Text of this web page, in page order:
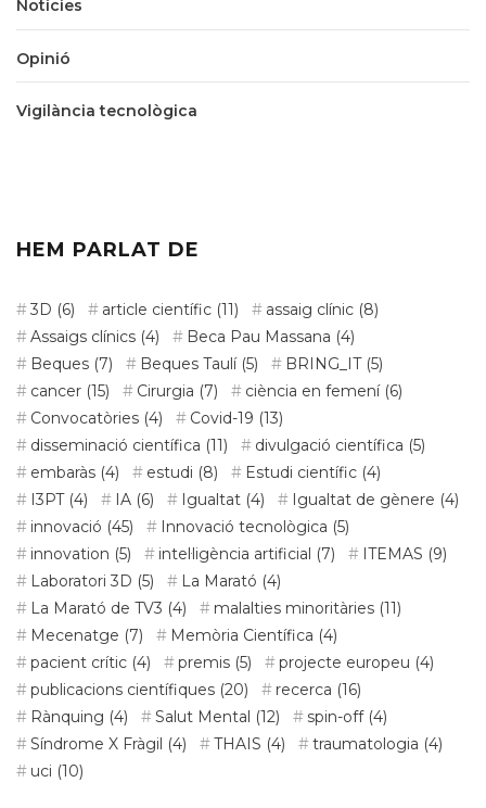
Notícies
Opinió
Vigilància tecnològica
HEM PARLAT DE
3D (6) article científic (11) assaig clínic (8)
Assaigs clínics (4) Beca Pau Massana (4)
Beques (7) Beques Taulí(5) BRING_IT(5)
cancer (15) Cirurgia (7) ciència en femení(6)
Convocatòries (4) Covid-19 (13)
disseminació científica (11) divulgació científica (5)
embaràs (4) estudi (8) Estudi científic (4)
I3PT(4) IA (6) Igualtat (4) Igualtat de gènere (4)
innovació (45) Innovació tecnològica (5)
innovation (5) intel·ligència artificial (7) ITEMAS (9)
Laboratori 3D (5) La Marató (4)
La Marató de TV3 (4) malalties minoritàries (11)
Mecenatge (7) Memòria Científica (4)
pacient crític (4) premis (5) projecte europeu (4)
publicacions científiques (20) recerca (16)
Rànquing (4) Salut Mental (12) spin-off(4)
Síndrome X Fràgil (4) THAIS (4) traumatologia (4)
uci (10)